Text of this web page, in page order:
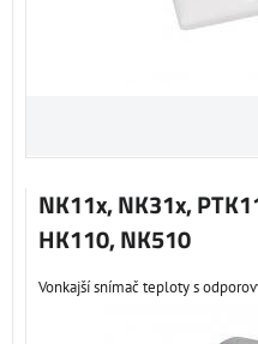
NK11x, NK31x,
HK110, NK510
Vonkajší snímač teploty s